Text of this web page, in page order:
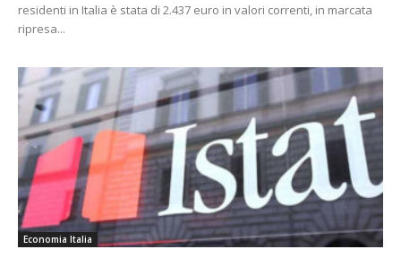
residenti in Italia è stata di 2.437 euro in valori correnti, in marcata
ripresa...
Economia Italia